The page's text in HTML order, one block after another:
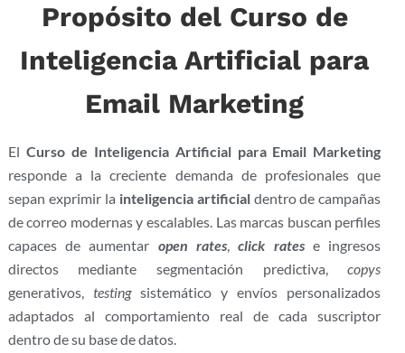
Propósito del Curso de
Inteligencia Artificial para
Email Marketing
El Curso de Inteligencia Artificial para Email Marketing
responde a la creciente demanda de profesionales que
sepan exprimir la inteligencia artificialdentro de campañas
de correo modernas y escalables. Las marcas buscan perfiles
capaces de aumentar open rates,click ratese ingresos
directos mediante segmentación predictiva,copys
generativos, testingsistemático y envíos personalizados
adaptados al comportamiento real de cada suscriptor
dentro de su base de datos.